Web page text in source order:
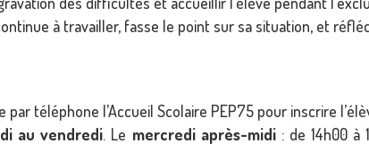
à travailler, fasse le point sur sa situation, et
par téléphone l’Accueil Scolaire PEP75 pour inscrire
au vendredi. Le mercredi après-midi: de 14h00 à